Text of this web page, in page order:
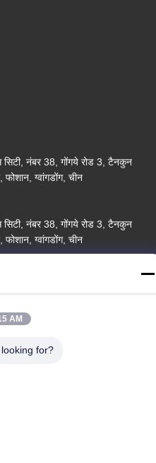
नंबर 38, गोंगये रोड 3, टैनकुन
ग्वांगडोंग, चीन
नंबर 38, गोंगये रोड 3, टैनकुन
ग्वांगडोंग, चीन
AM
for?